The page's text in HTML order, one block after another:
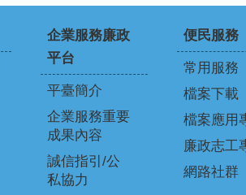
企業服務廉政
平台
平臺簡介
企業服務重要
成果內容
誠信指引/公
私協力
便民服務
常用服務
檔案下載
檔案應用
廉政志工
網路社群